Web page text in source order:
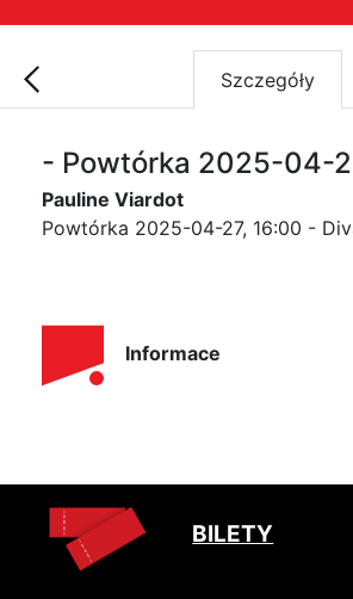
Szczegóły
- Powtórka 2025-04-
Pauline Viardot
Powtórka 2025-04-27, 16:00 -
Informace
BILETY